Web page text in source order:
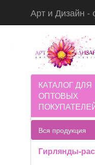
Арт и Дизайн -
КАТАЛОГ ДЛЯ
ОПТОВЫХ
Вся продукция
Гирлянды-